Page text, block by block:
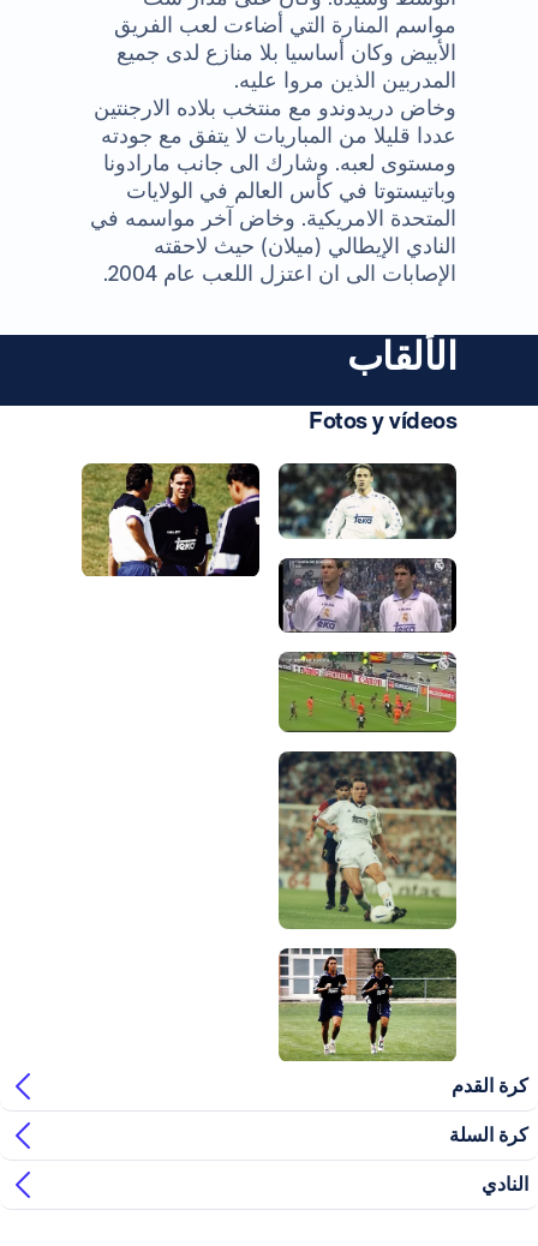
مواسم المنارة التي أضاءت لعب الفريق
الأبيض وكان أساسيا بلا منازع لدى جميع
المدربين الذين مروا عليه.
وخاض دريدوندو مع منتخب بلاده الارجنتين
عددا قليلا من المباريات لا يتفق مع جودته
ومستوى لعبه. وشارك الى جانب مارادونا
وباتيستوتا في كأس العالم في الولايات
المتحدة الامريكية. وخاض آخر مواسمه في
النادي الإيطالي (ميلان) حيث لاحقته
الإصابات الى ان اعتزل اللعب عام 2004.
الألقاب
Fotos y vídeos
صورة: Real Madrid
صورة: Real Madrid
صورة: Real Madrid
صورة: Real Madrid
صورة: Real Madrid
صورة: Real Madrid
صورة: Real Madrid
صورة: Real Madrid
صورة: Real Madrid
صورة: Real Madrid
صورة: Real Madrid
القدم
السلة